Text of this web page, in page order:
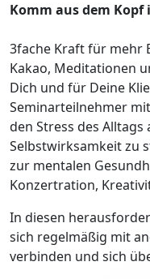
Komm aus dem Kopf
3fache Kraft für mehr
Kakao, Meditationen
Dich und für Deine
Seminarteilnehmer
den Stress des
Selbstwirksamkeit zu
zur mentalen
Konzertration,
In diesen
sich regelmäßig mit
verbinden und sich